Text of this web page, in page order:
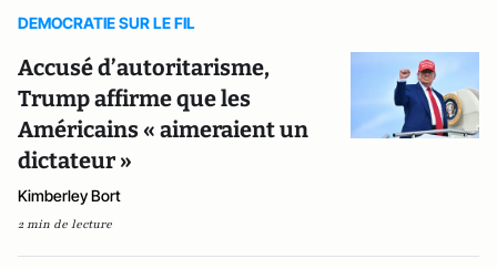
DEMOCRATIE SUR LE FIL
Accusé d’autoritarisme,
Trump affirme que les
Américains « aimeraient un
dictateur »
Kimberley Bort
2 min de lecture